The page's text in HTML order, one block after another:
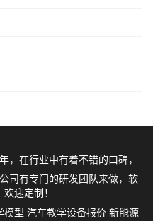
，在行业中有着不错的口碑，
司有专门的研发团队来做，软
迎定制！
模型 汽车教学设备报价 新能源